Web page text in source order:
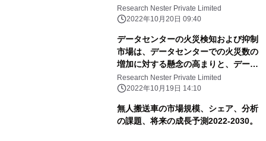
300万米ドルの収益を得ると推定され
ています。
Research Nester Private Limited
2022年10月20日 09:40
データセンターの火災検知および抑制
市場は、データセンターでの火災数の
増加に対する懸念の高まりと、データ
センターのラック密度の年々の増加に
起因する可能性があります。
Research Nester Private Limited
2022年10月19日 14:10
無人搬送車の市場規模、シェア、分析
の課題、将来の成長予測2022-2030。